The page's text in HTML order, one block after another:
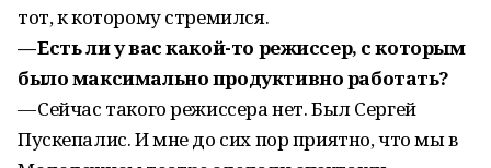
тот, к которому стремился.
— Есть ли у вас какой-то режиссер, с которым
было максимально продуктивно работать?
— Сейчас такого режиссера нет. Был Сергей
Пускепалис. И мне до сих пор приятно, что мы в